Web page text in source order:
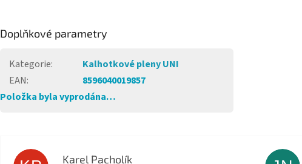
Doplňkové parametry
Kategorie:
Kalhotkové pleny UNI
EAN:
8596040019857
Položka byla vyprodána…
Karel Pacholík